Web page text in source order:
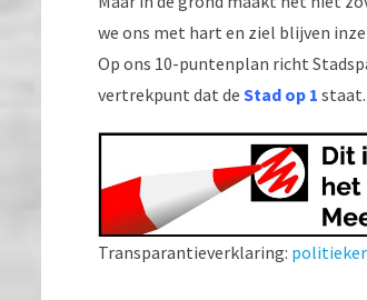
we ons met hart en ziel blijven
Op ons 10-puntenplan richt
vertrekpunt dat de Stad op 1 staat.
Transparantieverklaring: